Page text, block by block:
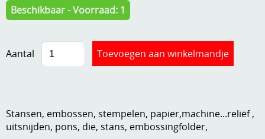
Kneedmateriaal
Leuke versieringen
Papier en karton
Beschikbaar - Voorraad: 1
Aantal
Stansen, embossen, stempelen, papier,machine...reliëf ,
uitsnijden, pons, die, stans, embossingfolder,